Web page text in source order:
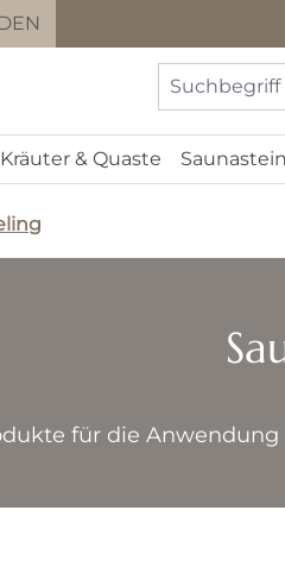
Kräuter & Quaste
für die